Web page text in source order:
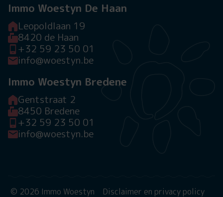
Immo Woestyn De Haan
Leopoldlaan 19
8420 de Haan
+32 59 23 50 01
info@woestyn.be
Immo Woestyn Bredene
Gentstraat 2
8450 Bredene
+32 59 23 50 01
info@woestyn.be
© 2026 Immo Woestyn
Disclaimer en privacy policy